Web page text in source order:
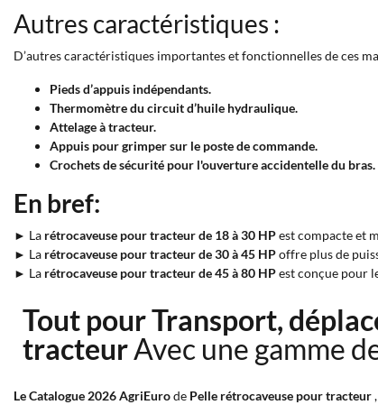
Autres caractéristiques :
D’autres caractéristiques importantes et fonctionnelles de ces
Pieds d’appuis indépendants.
Thermomètre du circuit d’huile hydraulique.
Attelage à tracteur.
Appuis pour grimper sur le poste de commande.
Crochets de sécurité pour l'ouverture accidentelle du bras.
En bref:
► La rétrocaveuse pour tracteur de 18 à 30 HPest compacte et
► La rétrocaveuse pour tracteur de 30 à 45 HPoffre plus de
► La rétrocaveuse pour tracteur de 45 à 80 HPest conçue pour
Tout pour Transport,
tracteurAvec une gamme
Le Catalogue 2026 AgriEurode Pelle rétrocaveuse pour tracteur